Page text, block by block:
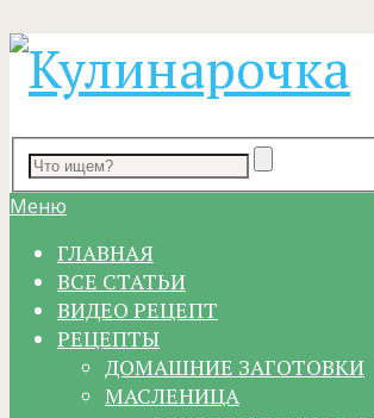
Меню
ГЛАВНАЯ
ВСЕ СТАТЬИ
ВИДЕО РЕЦЕПТ
РЕЦЕПТЫ
ДОМАШНИЕ ЗАГОТОВКИ
МАСЛЕНИЦА